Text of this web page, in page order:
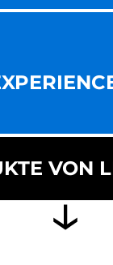
VON